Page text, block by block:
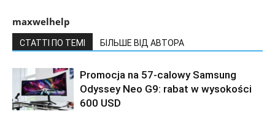
maxwelhelp
СТАТТІ ПО ТЕМІ БІЛЬШЕ ВІД АВТОРА
Promocja na 57-calowy Samsung
Odyssey Neo G9: rabat w wysokości
600 USD